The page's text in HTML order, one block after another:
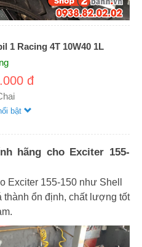
1 Racing 4T 10W40 1L
đ
bật
hãng cho Exciter 155-
Exciter 155-150 như Shell
thành ổn định, chất lượng tốt